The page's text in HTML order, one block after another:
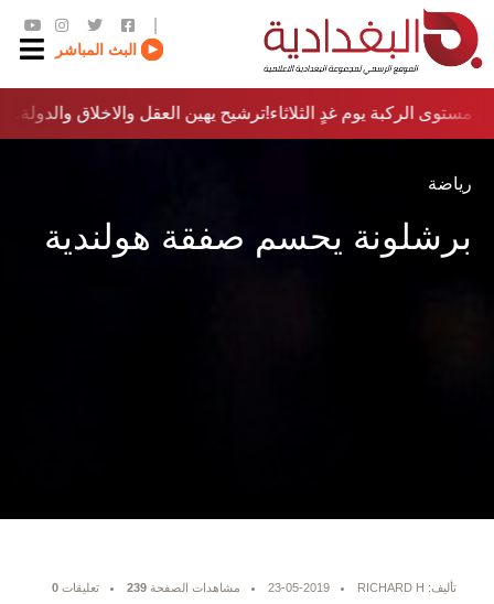
البث المباشر
ترشيح يهين العقل والاخلاق والدولة…؟!مستوى الركبة يوم غدٍ الثلاثاء
رياضة
برشلونة يحسم صفقة هولندية
تأليف: RICHARD H 23-05-2019 مشاهدات الصفحة 239 تعليقات 0